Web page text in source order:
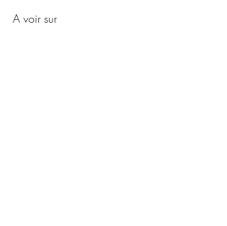
A voir sur